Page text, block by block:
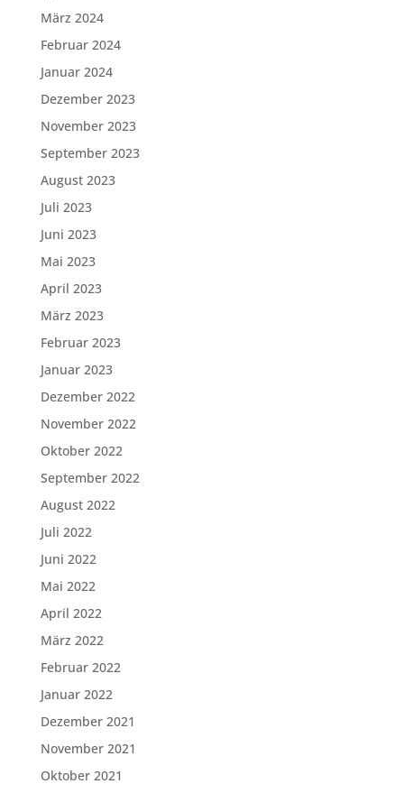
März 2024
Februar 2024
Januar 2024
Dezember 2023
November 2023
September 2023
August 2023
Juli 2023
Juni 2023
Mai 2023
April 2023
März 2023
Februar 2023
Januar 2023
Dezember 2022
November 2022
Oktober 2022
September 2022
August 2022
Juli 2022
Juni 2022
Mai 2022
April 2022
März 2022
Februar 2022
Januar 2022
Dezember 2021
November 2021
Oktober 2021